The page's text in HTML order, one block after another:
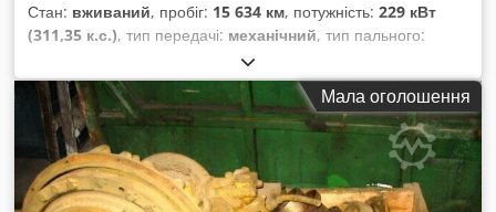
Стан: вживаний, пробіг: 15 634 км, потужність: 229 кВт
(311,35 к.с.), тип передачі: механічний, тип пального:
, загальна вага:
навантаження:23 200 кг, максимальна вага навантаження:
15 000 кг , конфігурація осей: 4x4, кількість місць:1, перша
реєстрація:
03/2016, гальма: гальмування двигуном, Рік
виготовлення:2016, мотогодини:
, водійська кабіна:
денна кабіна, Обладнання:блокування диференціала,
бортовий комп’ютер, гальмо зі стисненим повітрям,
Мала оголошення